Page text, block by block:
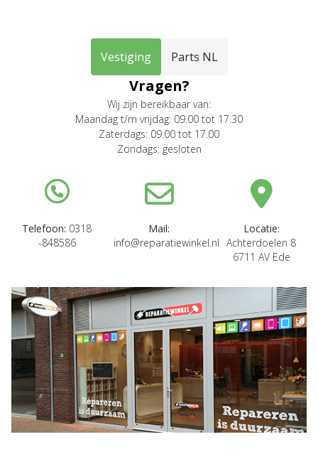
Vestiging Parts NL
Vragen?
Wij zijn bereikbaar van:
Maandag t/m vrijdag: 09.00 tot 17.30
Zaterdags: 09.00 tot 17.00
Zondags: gesloten
Telefoon: 0318
-848586
Mail:
info@reparatiewinkel.nl
Locatie:
Achterdoelen 8
6711 AV Ede